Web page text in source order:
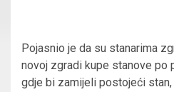
Pojasnio je da su stanarima
novoj zgradi kupe stanove po
gdje bi zamijeli postojeći